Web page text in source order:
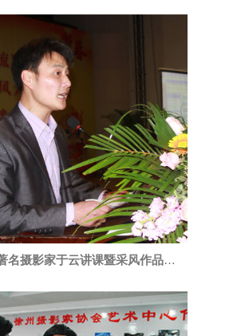
2012年著名摄影家于云讲课暨采风作品颁奖会